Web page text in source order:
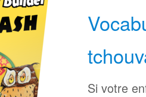
Si votre